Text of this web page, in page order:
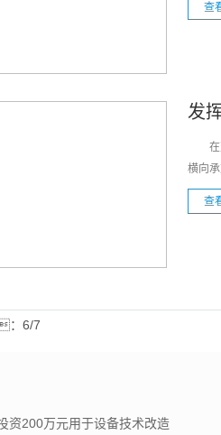
查
发
在建
横向
查
6/7
资200万元用于设备技术改造